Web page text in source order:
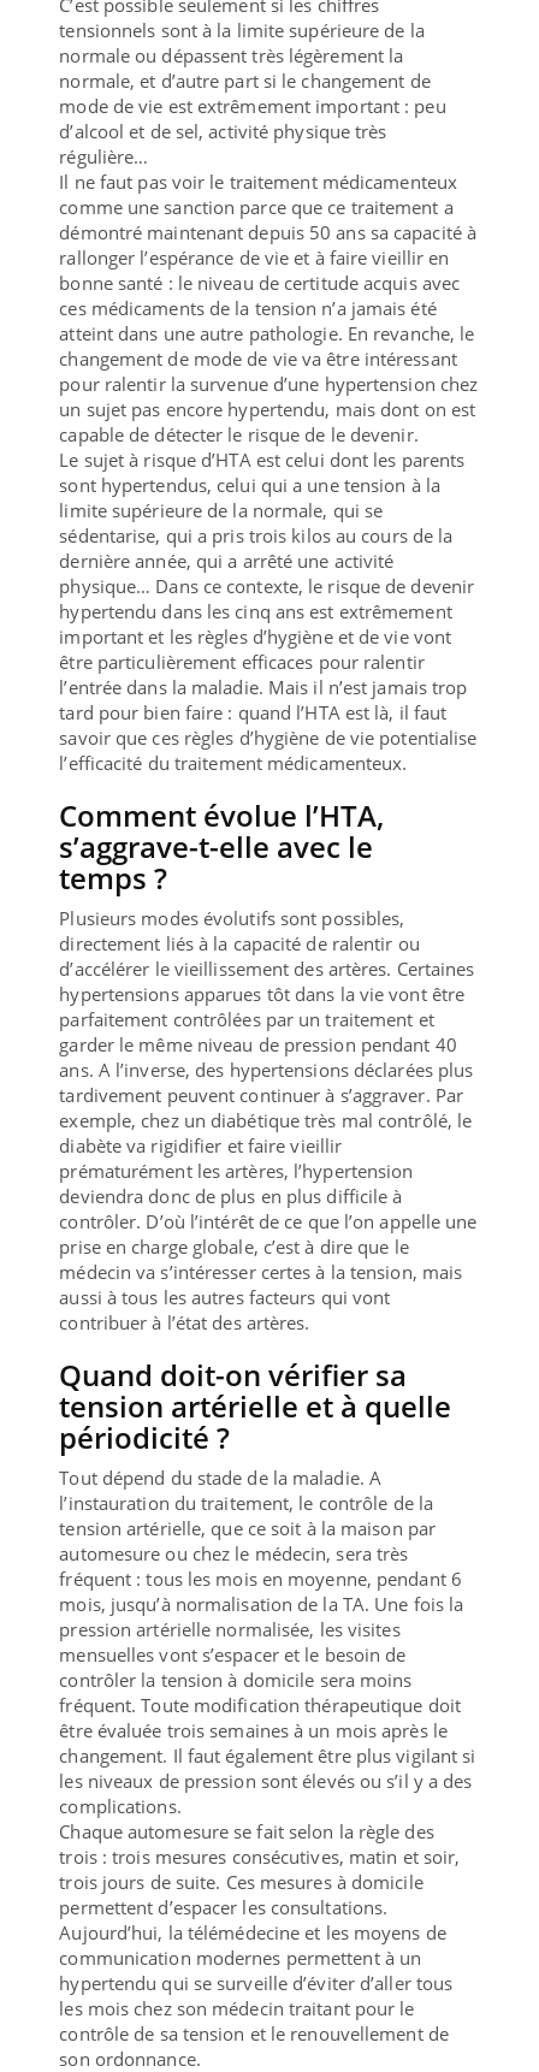
tensionnels sont à la limite supérieure de la
normale ou dépassent très légèrement la
normale, et d’autre part si le changement de
mode de vie est extrêmement important : peu
d’alcool et de sel, activité physique très
régulière…
Il ne faut pas voir le traitement médicamenteux
comme une sanction parce que ce traitement a
démontré maintenant depuis 50 ans sa capacité à
rallonger l’espérance de vie et à faire vieillir en
bonne santé : le niveau de certitude acquis avec
ces médicaments de la tension n’a jamais été
atteint dans une autre pathologie. En revanche, le
changement de mode de vie va être intéressant
pour ralentir la survenue d’une hypertension chez
un sujet pas encore hypertendu, mais dont on est
capable de détecter le risque de le devenir.
Le sujet à risque d’HTA est celui dont les parents
sont hypertendus, celui qui a une tension à la
limite supérieure de la normale, qui se
sédentarise, qui a pris trois kilos au cours de la
dernière année, qui a arrêté une activité
physique… Dans ce contexte, le risque de devenir
hypertendu dans les cinq ans est extrêmement
important et les règles d’hygiène et de vie vont
être particulièrement efficaces pour ralentir
l’entrée dans la maladie. Mais il n’est jamais trop
tard pour bien faire : quand l’HTA est là, il faut
savoir que ces règles d’hygiène de vie potentialise
l’efficacité du traitement médicamenteux.
Comment évolue l’HTA,
s’aggrave-t-elle avec le
temps ?
Plusieurs modes évolutifs sont possibles,
directement liés à la capacité de ralentir ou
d’accélérer le vieillissement des artères. Certaines
hypertensions apparues tôt dans la vie vont être
parfaitement contrôlées par un traitement et
garder le même niveau de pression pendant 40
ans. A l’inverse, des hypertensions déclarées plus
tardivement peuvent continuer à s’aggraver. Par
exemple, chez un diabétique très mal contrôlé, le
diabète va rigidifier et faire vieillir
prématurément les artères, l’hypertension
deviendra donc de plus en plus difficile à
contrôler. D’où l’intérêt de ce que l’on appelle une
prise en charge globale, c’est à dire que le
médecin va s’intéresser certes à la tension, mais
aussi à tous les autres facteurs qui vont
contribuer à l’état des artères.
Quand doit-on vérifier sa
tension artérielle et à quelle
périodicité ?
Tout dépend du stade de la maladie. A
l’instauration du traitement, le contrôle de la
tension artérielle, que ce soit à la maison par
automesure ou chez le médecin, sera très
fréquent : tous les mois en moyenne, pendant 6
mois, jusqu’à normalisation de la TA. Une fois la
pression artérielle normalisée, les visites
mensuelles vont s’espacer et le besoin de
contrôler la tension à domicile sera moins
fréquent. Toute modification thérapeutique doit
être évaluée trois semaines à un mois après le
changement. Il faut également être plus vigilant si
les niveaux de pression sont élevés ou s’il y a des
complications.
Chaque automesure se fait selon la règle des
trois : trois mesures consécutives, matin et soir,
trois jours de suite. Ces mesures à domicile
permettent d’espacer les consultations.
Aujourd’hui, la télémédecine et les moyens de
communication modernes permettent à un
hypertendu qui se surveille d’éviter d’aller tous
les mois chez son médecin traitant pour le
contrôle de sa tension et le renouvellement de
son ordonnance.